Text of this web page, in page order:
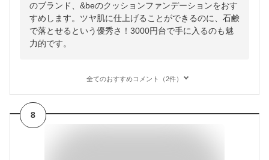
のブランド、&beのクッションファンデーションをおす
すめします。ツヤ肌に仕上げることができるのに、石鹸
で落とせるという優秀さ！3000円台で手に入るのも魅
力的です。
全てのおすすめコメント（2件）
8